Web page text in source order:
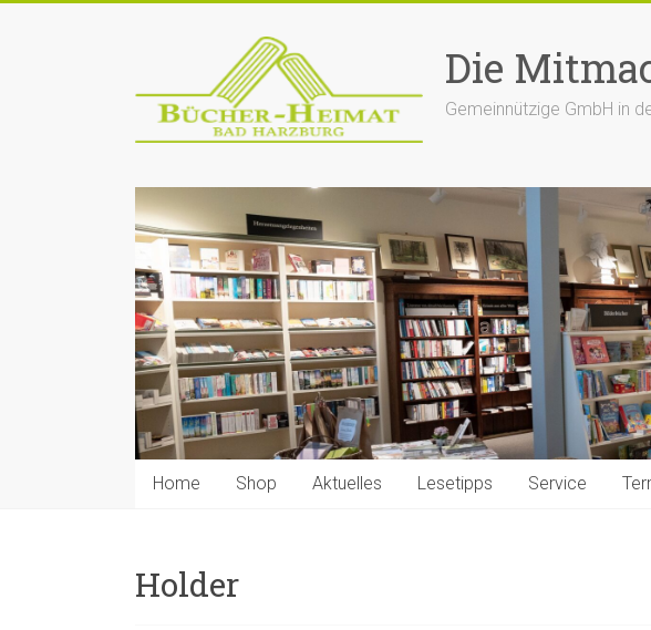
Die
Gemeinnützige GmbH in
Home Shop Aktuelles Lesetipps Service
Holder